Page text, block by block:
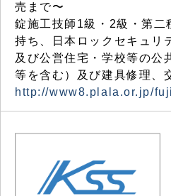
売まで〜
錠施工技師1級・2級・第二
持ち、日本ロックセキュリ
及び公営住宅・学校等の公
等を含む）及び建具修理、
http://www8.plala.or.jp/